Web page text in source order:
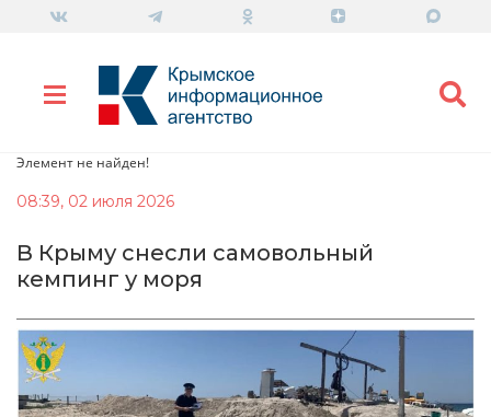
Элемент не найден!
08:39, 02 июля 2026
В Крыму снесли самовольный
кемпинг у моря